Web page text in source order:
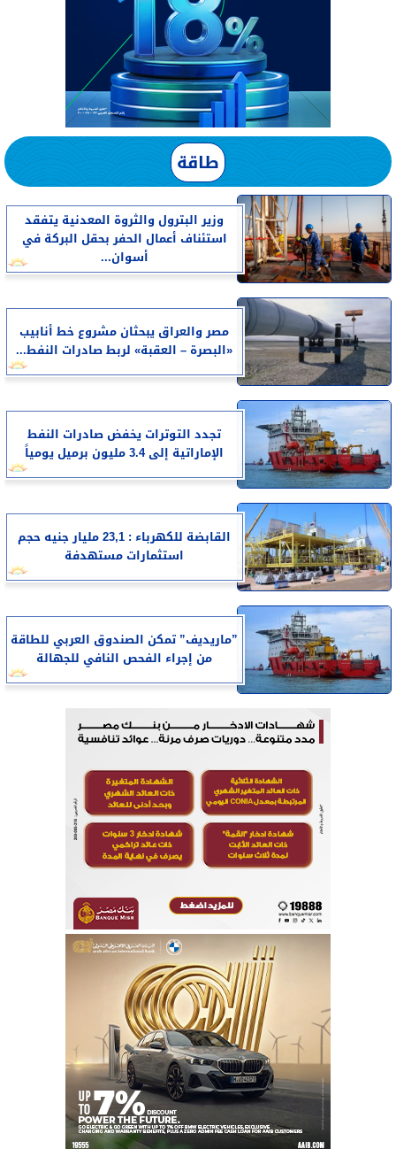
طاقة
وزير البترول والثروة المعدنية يتفقد
استئناف أعمال الحفر بحقل البركة في
أسوان...
مصر والعراق يبحثان مشروع خط أنابيب
«البصرة – العقبة» لربط صادرات النفط...
تجدد التوترات يخفض صادرات النفط
الإماراتية إلى 3.4 مليون برميل يومياً
القابضة للكهرباء : 23,1 مليار جنيه حجم
استثمارات مستهدفة
”ماريديف” تمكن الصندوق العربي للطاقة
من إجراء الفحص النافي للجهالة